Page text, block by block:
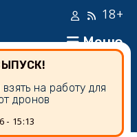
Меню
18+
на работу для
дронов
- 15:13